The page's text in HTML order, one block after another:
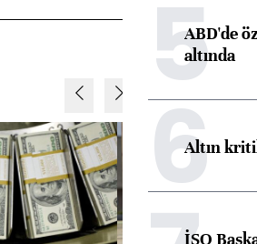
5ABD'de
altında
6
Altın
İSO